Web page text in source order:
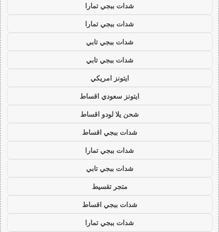
شدات ببجي تمارا
شدات ببجي تمارا
شدات ببجي تابي
شدات ببجي تابي
ايتونز امريكي
ايتونز سعودي اقساط
شحن يلا لودو اقساط
شدات ببجي اقساط
شدات ببجي تمارا
شدات ببجي تابي
متجر تقسيط
شدات ببجي اقساط
شدات ببجي تمارا